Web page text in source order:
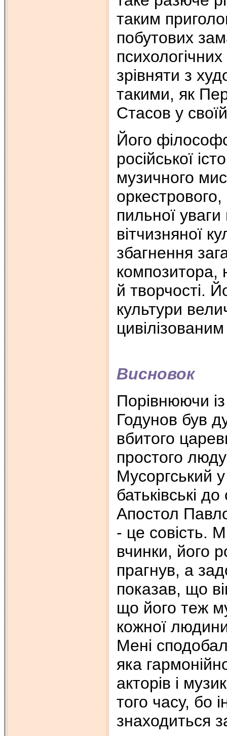
таким
побутових
зрівняти з
такими, як
Стасов у
Його
російської
музичного
пильної
вітчизняної
збагнення
композитора,
й творчості.
культури
Висновок
Порівнюючи
Годунов був
вбитого
простого
Мусоргський у
батьківські
Апостол
- це совість.
вчинки, його
прагнув, а
показав, що
що його теж
кожної
Мені
яка
акторів і
того часу, бо
знаходиться